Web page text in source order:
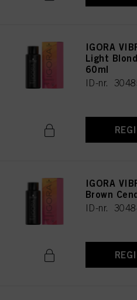
IGORA
Light
60ml
ID-nr.
IGORA
Brown
ID-nr.